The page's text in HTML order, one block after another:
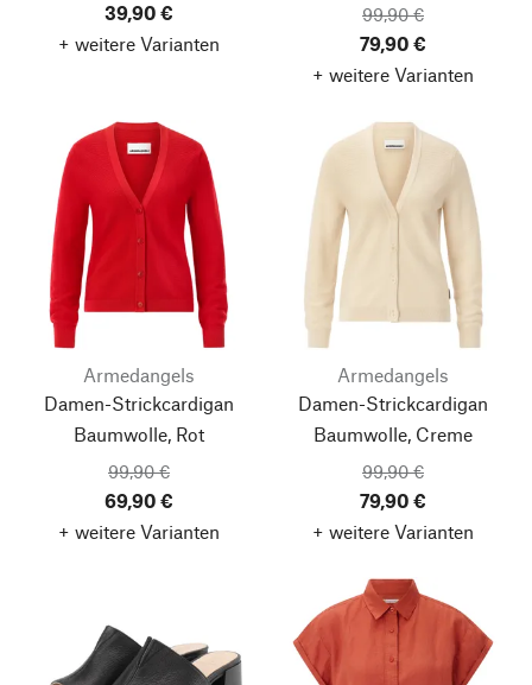
39,90 €
+ weitere Varianten
99,90 €
79,90 €
+ weitere Varianten
Armedangels
Damen-Strickcardigan
Baumwolle, Rot
99,90 €
69,90 €
+ weitere Varianten
Armedangels
Damen-Strickcardigan
Baumwolle, Creme
99,90 €
79,90 €
+ weitere Varianten